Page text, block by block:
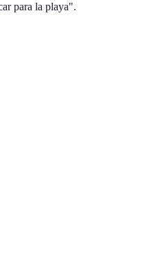
para la playa".